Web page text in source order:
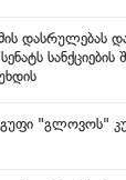
დასრულებას
სანქციების
"გლოვოს"